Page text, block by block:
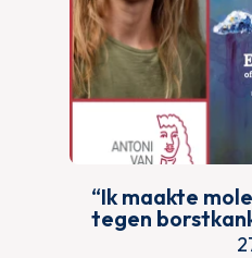
“Ik maakte
tegen